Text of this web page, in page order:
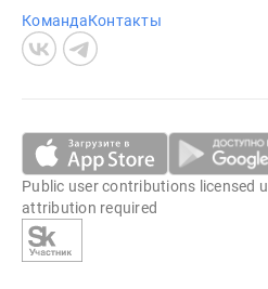
КомандаКонтакты
Public user contributions licensed
attribution required